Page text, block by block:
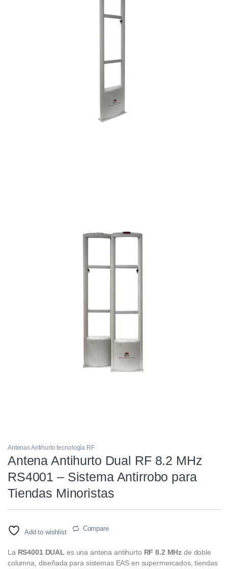
Antenas Antihurto tecnología RF
Antena Antihurto Dual RF 8.2 MHz
RS4001 – Sistema Antirrobo para
Tiendas Minoristas
Add to wishlist Compare
La RS4001 DUAL es una antena antihurto RF 8.2 MHz de doble
columna, diseñada para sistemas EAS en supermercados, tiendas